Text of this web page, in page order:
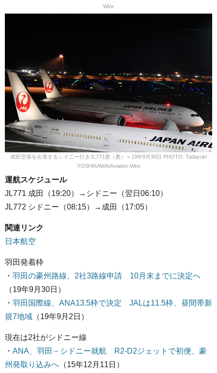
Wire
成田空港を出発するシドニー行きJL771便（奥）＝19年9月30日 PHOTO: Tadayuki
YOSHIKAWA/Aviation Wire
運航スケジュール
JL771 成田（19:20）→シドニー（翌日06:10）
JL772 シドニー（08:15）→成田（17:05）
関連リンク
日本航空
羽田発着枠
・ 羽田の豪州路線、2社3路線申請 10月末までに決定へ
（19年9月30日）
・ 羽田国際線、ANA13.5枠で決定 JALは11.5枠、昼間帯新
規7地域 （19年9月2日）
現在は2社がシドニー線
・ ANA、羽田－シドニー就航 R2-D2ジェットで初便、豪
州発取り込みへ （15年12月11日）